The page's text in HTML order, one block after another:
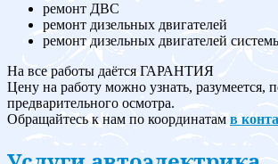
ремонт ДВС
ремонт дизельных двигателей
ремонт дизельных двигателей
На все работы даётся ГАРАНТИЯ
Цену на работу можно узнать, разумеется,
предварительного осмотра.
Обращайтесь к нам по координатам в